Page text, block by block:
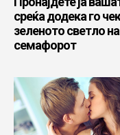
среќа додека го
зеленото светло на
семафорот